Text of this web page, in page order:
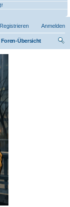
Anmelden
Registrieren
Foren-Übersicht